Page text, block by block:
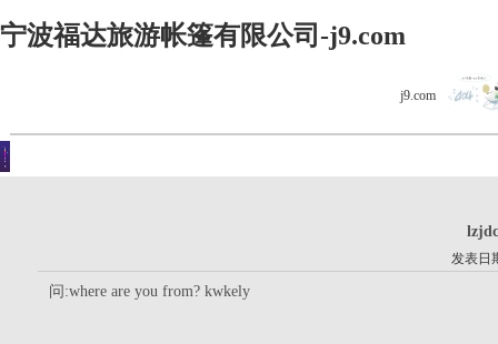
宁波福达旅游帐篷有限公司-j9.com
j9.com
发表日
问:where are you from? kwkely